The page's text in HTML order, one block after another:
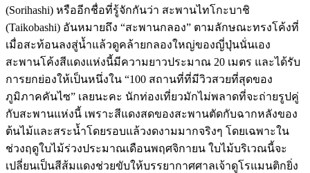
(Sorihashi) หรืออีกชื่อที่รู้จักกันว่า สะพานไทโกะบาชิ
(Taikobashi) อันหมายถึง “สะพานกลอง” ตามลักษณะทรงโค้งที่
เมื่อสะท้อนลงสู่น้ำแล้วดูคล้ายกลองใหญ่ของญี่ปุ่นนั่นเอง
สะพานโค้งสีแดงแห่งนี้มีความยาวประมาณ 20 เมตร และได้รับ
การยกย่องให้เป็นหนึ่งใน “100 สถานที่ที่มีวิวสวยที่สุดของ
ภูมิภาคคันไซ” เลยนะคะ นักท่องเที่ยวมักไม่พลาดที่จะถ่ายรูปคู่
กับสะพานแห่งนี้ เพราะสีแดงสดของสะพานตัดกับฉากหลังของ
ต้นไม้และสระน้ำโดยรอบแล้วงดงามมากจริงๆ โดยเฉพาะใน
ช่วงฤดูใบไม้ร่วงประมาณเดือนพฤศจิกายน ใบไม้บริเวณนี้จะ
เปลี่ยนเป็นสีส้มแดงช่วยขับให้บรรยากาศศาลเจ้าดูโรแมนติกยิ่ง